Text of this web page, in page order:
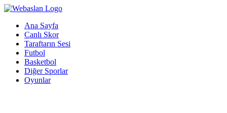
Ana Sayfa
Canlı Skor
Taraftarın Sesi
Futbol
Basketbol
Diğer Sporlar
Oyunlar